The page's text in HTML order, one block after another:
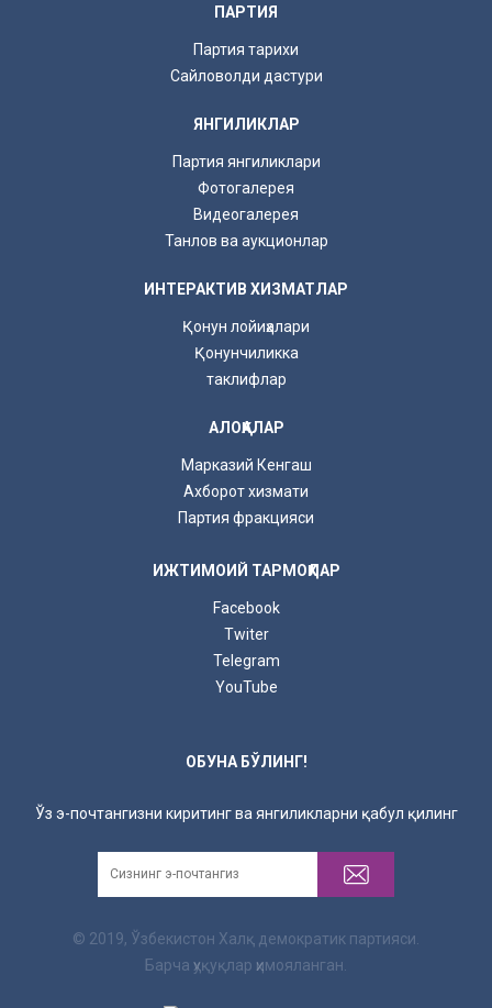
ПАРТИЯ
Партия тарихи
Сайловолди дастури
ЯНГИЛИКЛАР
Партия янгиликлари
Фотогалерея
Видеогалерея
Танлов ва аукционлар
ИНТЕРАКТИВ ХИЗМАТЛАР
Қонун лойиҳалари
Қонунчиликка
таклифлар
АЛОҚАЛАР
Марказий Кенгаш
Ахборот хизмати
Партия фракцияси
ИЖТИМОИЙ ТАРМОҚЛАР
Facebook
Twiter
Telegram
YouTube
ОБУНА БЎЛИНГ!
Ўз э-почтангизни киритинг ва янгиликларни қабул қилинг
© 2019, Ўзбекистон Халқ демократик партияси.
Барча ҳуқуқлар ҳимояланган.